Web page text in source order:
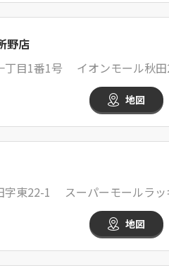
野店
丁目1番1号 イオンモール秋
地図
字東22-1 スーパーモールラッ
地図